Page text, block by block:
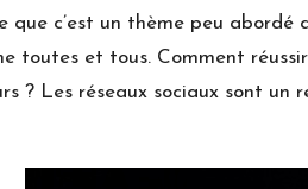
que c’est un thème peu
toutes et tous. Comment
? Les réseaux sociaux sont